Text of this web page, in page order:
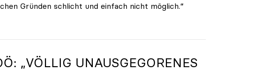
Gründen schlicht und einfach nicht möglich.“
„VÖLLIG UNAUSGEGORENES